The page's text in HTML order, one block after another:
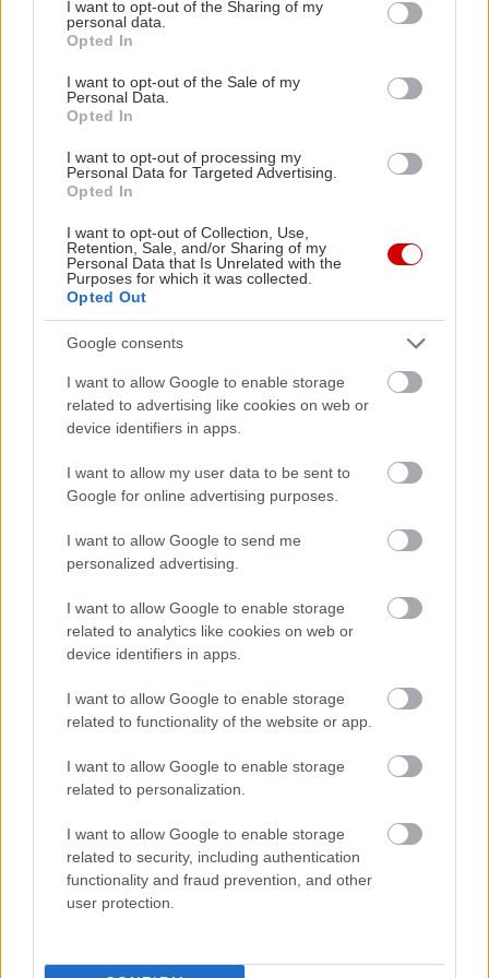
not limited to your visit or usage behaviour. You may click to
grant or deny consent to Google and its third-party tags to
use your data for below specified purposes in below Google
consent section.
I want to opt-out of the Sharing of my
personal data.
Opted In
I want to opt-out of the Sale of my
Personal Data.
Opted In
I want to opt-out of processing my
Personal Data for Targeted Advertising.
Opted In
I want to opt-out of Collection, Use,
Retention, Sale, and/or Sharing of my
Personal Data that Is Unrelated with the
Purposes for which it was collected.
Opted Out
Google consents
I want to allow Google to enable storage
related to advertising like cookies on web or
device identifiers in apps.
I want to allow my user data to be sent to
Google for online advertising purposes.
I want to allow Google to send me
personalized advertising.
I want to allow Google to enable storage
related to analytics like cookies on web or
device identifiers in apps.
I want to allow Google to enable storage
related to functionality of the website or app.
I want to allow Google to enable storage
related to personalization.
I want to allow Google to enable storage
related to security, including authentication
functionality and fraud prevention, and other
user protection.
Penny Lane σερβίρει από νωρίς καφεδάκι, μας
κακομαθαίνει με λαχταριστά brunch κάθε με΄ρα
(τα αυγά Benedict είναι εξαιρετικά, όπως και τα
Croque Monsieur και Madame) και το βράδυ
σας μιλήσουν όλοι, όμως, είναι το φαγητό του: Τα
πολύ δυνατά burger, τις πίτσες που ψήνονται
στον ξυλόφουρνο, το μυρωδάτο ριζότο Μοχίτο
και –κυρίως– το pullet brisket, ένα πιάτο με
μοσχαράκι τόσο τρυφερό που δεν χρειάζεται καν
μαχαίρι, και το οποίο συνοδεύεται από σπιτική
σαλάτα coleslaw και φρεσκοφουρνιστά ψωμάκια.
Τα κοκτέιλ ξεκινούν από 7€, ενώ για ένα πλήρες
γεύμα υπολογίστε περί τα 25€/ άτομο, με ποτό.
Chapeau
Σωκράτους 4Α, τηλ.: 210 6845300
μας σερβίρει δημιουργικές νοστιμιές όπως το